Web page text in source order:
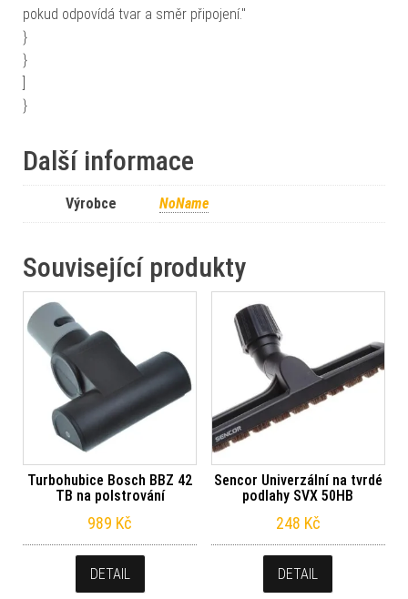
pokud odpovídá tvar a směr připojení."
}
}
]
}
Další informace
Výrobce NoName
Související produkty
Turbohubice Bosch BBZ 42
TB na polstrování
989 Kč
DETAIL
Sencor Univerzální na tvrdé
podlahy SVX 50HB
248 Kč
DETAIL